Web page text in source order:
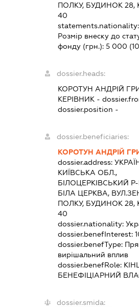
ПОЛКУ, БУДИНОК 28,
40
statements.nationality:
Розмір внеску до
фонду (грн.): 5 000
dossier.heads:
КОРОТУН АНДРІЙ
КЕРІВНИК -
dossier.position -
dossier.beneficiaries:
КОРОТУН АНДРІЙ
dossier.address:
КИЇВСЬКА ОБЛ.,
БІЛОЦЕРКІВСЬКИЙ
БІЛА ЦЕРКВА,
ПОЛКУ, БУДИНОК 28,
40
dossier.nationality:
dossier.benefInterest:
dossier.benefType:
вирішальний вплив
dossier.benefRole:
БЕНЕФІЦІАРНИЙ
dossier.smida: